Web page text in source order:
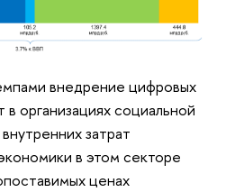
внедрение цифровых
организациях социальной
затрат
в этом секторе
ценах